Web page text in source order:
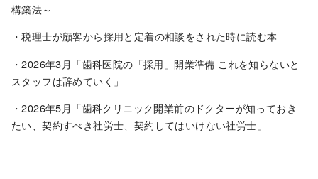
構築法～
・税理士が顧客から採用と定着の相談をされた時に読む本
・2026年3月「歯科医院の「採用」開業準備 これを知らないと
スタッフは辞めていく」
・2026年5月「歯科クリニック開業前のドクターが知っておき
たい、契約すべき社労士、契約してはいけない社労士」